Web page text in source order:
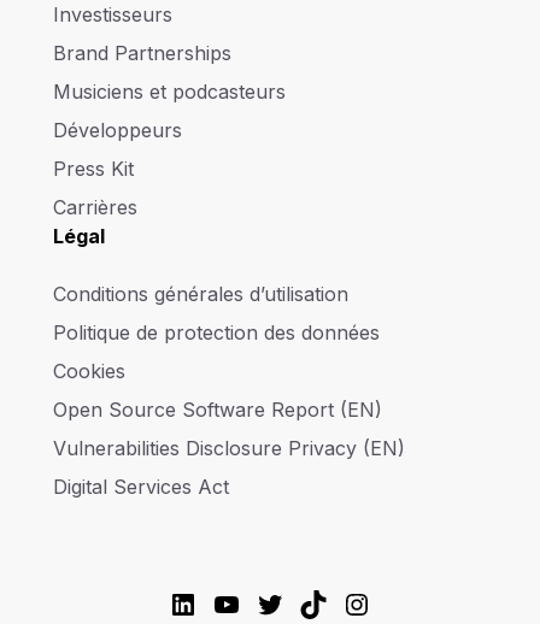
Investisseurs
Brand Partnerships
Musiciens et podcasteurs
Développeurs
Press Kit
Carrières
Légal
Conditions générales d’utilisation
Politique de protection des données
Cookies
Open Source Software Report (EN)
Vulnerabilities Disclosure Privacy (EN)
Digital Services Act
LinkedIn
YouTube
Twitter
TikTokInstagram